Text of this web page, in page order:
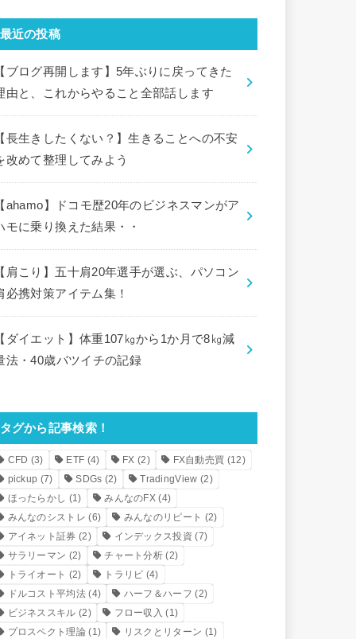
最近の投稿
ブログ再開します】5年ぶりに戻ってきた
由と、これからやること全部話します
長生きしたくない？】生きることへの不安
改めて整理してみよう
ahamo】ドコモ歴20年のビジネスマンがア
モに乗り換えた結果・・
肩こり】五十肩20年選手が選ぶ、パソコン
必携対策アイテム集！
ダイエット】体重107㎏から1か月で8㎏減
法・40歳バツイチの記録
タグから記事検索！
CFD (3) ETF (4) FX (2) FX自動売買 (12)
pickup (7) SDGs (2) TradingView (2)
ほったらかし (1) みんなのFX (4)
みんなのシストレ (6) みんなのリピート (2)
アイネット証券 (2) インデックス投資 (7)
サラリーマン (2) チャート分析 (2)
トライオート (2) トラリピ (4)
ドルコスト平均法(4) ハーフ＆ハーフ (2)
ビジネススキル (2) フロー収入 (1)
プロスペクト理論(1) リスクとリターン (1)